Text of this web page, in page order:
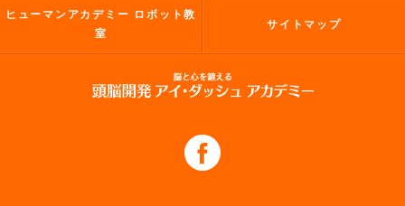
ヒューマンアカデミー ロボット教
室
サイトマップ